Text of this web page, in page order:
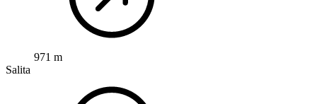
971 m
Salita